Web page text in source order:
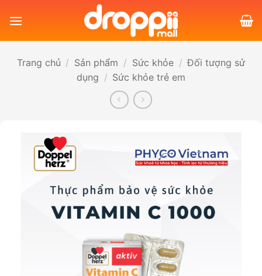
qua
Trang chủ / Sản phẩm / Sức khỏe / Đối tượng sử
dụng / Sức khỏe trẻ em